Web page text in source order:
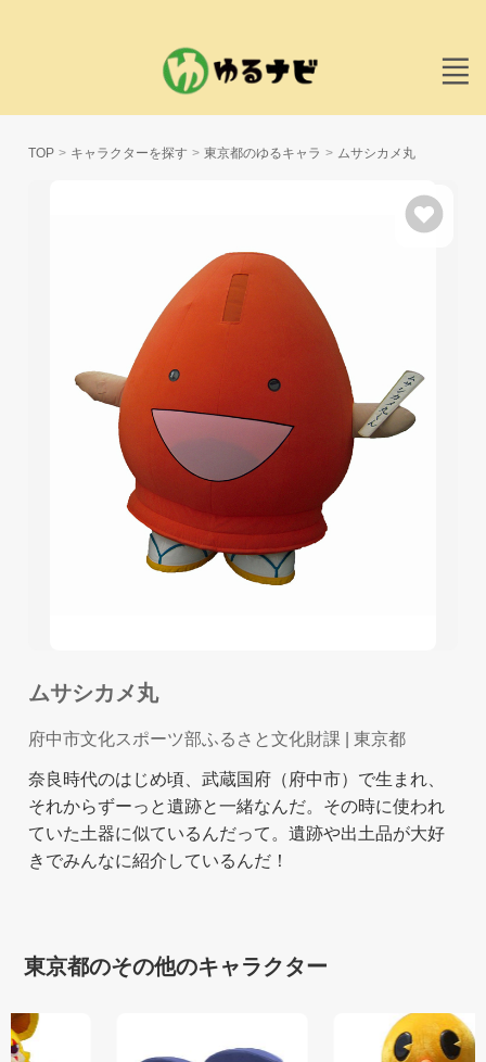
TOP キャラクターを探す 東京都のゆるキャラ ムサシカメ丸
ムサシカメ丸
府中市文化スポーツ部ふるさと文化財課 | 東京都
奈良時代のはじめ頃、武蔵国府（府中市）で生まれ、
それからずーっと遺跡と一緒なんだ。その時に使われ
ていた土器に似ているんだって。遺跡や出土品が大好
きでみんなに紹介しているんだ！
東京都のその他のキャラクター